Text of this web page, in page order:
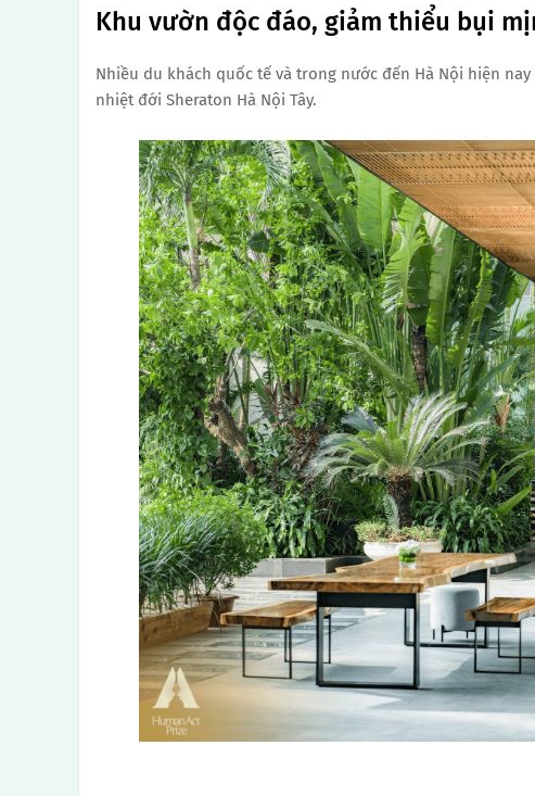
Khu vườn độc đáo, giảm thiểu bụi
Nhiều du khách quốc tế và trong nước đến Hà Nội hiện
nhiệt đới Sheraton Hà Nội Tây.